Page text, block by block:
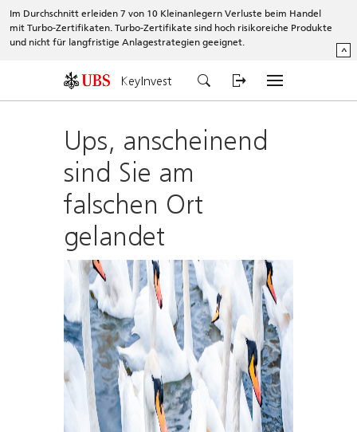
Im Durchschnitt erleiden 7 von 10 Kleinanlegern Verluste beim Handel
mit Turbo-Zertifikaten. Turbo-Zertifikate sind hoch risikoreiche Produkte
und nicht für langfristige Anlagestrategien geeignet.
^
KeyInvest
Ups, anscheinend
sind Sie am
falschen Ort
gelandet